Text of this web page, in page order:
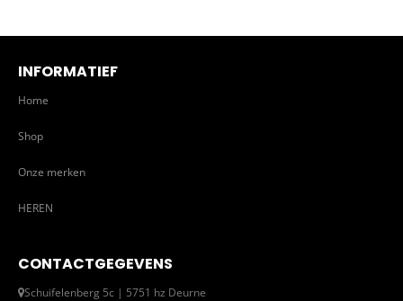
INFORMATIEF
Home
Shop
Onze merken
HEREN
CONTACTGEGEVENS
Schuifelenberg 5c | 5751 hz Deurne